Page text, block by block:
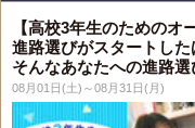
【高校3年生のためのオ
進路選びがスタートした
そんなあなたへの進路選
08月01日(土)～08月31日(月)